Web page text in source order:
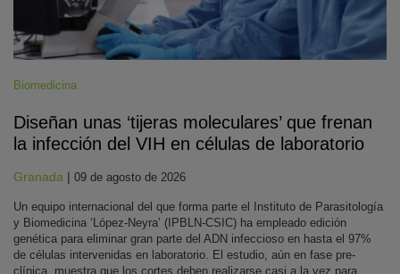
Biomedicina
Diseñan unas ‘tijeras moleculares’ que frenan
la infección del VIH en células de laboratorio
Granada | 09 de agosto de 2026
Un equipo internacional del que forma parte el Instituto de Parasitología
y Biomedicina ‘López-Neyra’ (IPBLN-CSIC) ha empleado edición
genética para eliminar gran parte del ADN infeccioso en hasta el 97%
de células intervenidas en laboratorio. El estudio, aún en fase pre-
clínica, muestra que los cortes deben realizarse casi a la vez para